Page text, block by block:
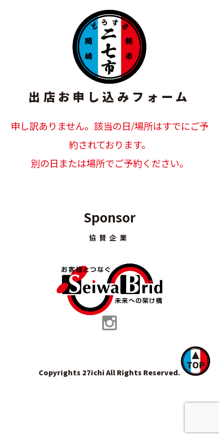
出店お申し込みフォーム
申し訳ありません。該当の日/場所はすでにご予
約されております。
別の日または場所でご予約ください。
Sponsor
協賛企業
Copyrights 27ichi All Rights Reserved.